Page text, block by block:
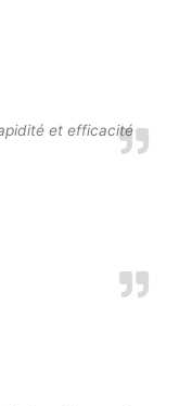
et efficacité